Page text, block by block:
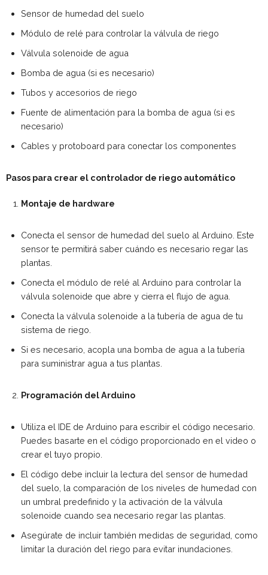
Sensor de humedad del suelo
Módulo de relé para controlar la válvula de riego
Válvula solenoide de agua
Bomba de agua (si es necesario)
Tubos y accesorios de riego
Fuente de alimentación para la bomba de agua (si es
necesario)
Cables y protoboard para conectar los componentes
Pasos para crear el controlador de riego automático
Montaje de hardware
Conecta el sensor de humedad del suelo al Arduino. Este
sensor te permitirá saber cuándo es necesario regar las
plantas.
Conecta el módulo de relé al Arduino para controlar la
válvula solenoide que abre y cierra el flujo de agua.
Conecta la válvula solenoide a la tubería de agua de tu
sistema de riego.
Si es necesario, acopla una bomba de agua a la tubería
para suministrar agua a tus plantas.
Programación del Arduino
Utiliza el IDE de Arduino para escribir el código necesario.
Puedes basarte en el código proporcionado en el video o
crear el tuyo propio.
El código debe incluir la lectura del sensor de humedad
del suelo, la comparación de los niveles de humedad con
un umbral predefinido y la activación de la válvula
solenoide cuando sea necesario regar las plantas.
Asegúrate de incluir también medidas de seguridad, como
limitar la duración del riego para evitar inundaciones.